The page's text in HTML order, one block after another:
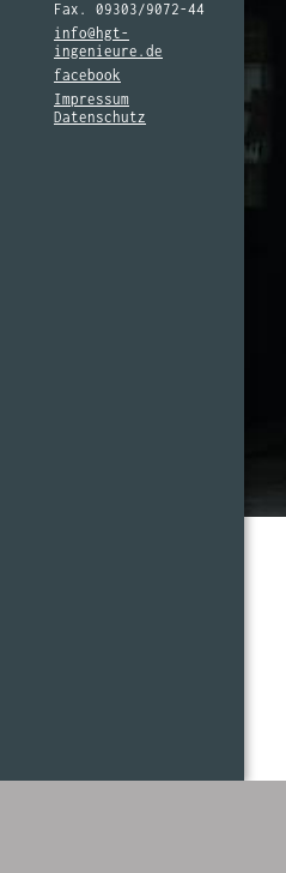
Fax. 09303/9072-44
info@hgt-
ingenieure.de
facebook
Impressum
Datenschutz